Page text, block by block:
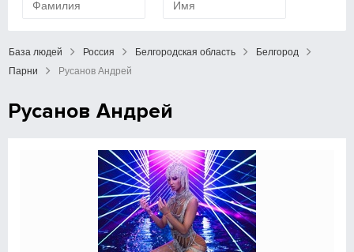
База людей Россия Белгородская область
Белгород
Парни
Русанов Андрей
Русанов Андрей